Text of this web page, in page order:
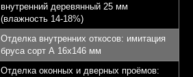
внутренний деревянный 25 мм
(влажность 14-18%)
Отделка внутренних откосов: имитация
бруса сорт А 16х146 мм
Отделка оконных и дверных проёмов: